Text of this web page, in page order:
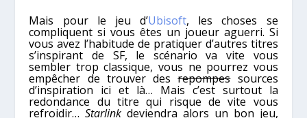
Mais pour le jeu d’Ubisoft, les choses se
compliquent si vous êtes un joueur aguerri. Si
vous avez l’habitude de pratiquer d’autres titres
s’inspirant de SF, le scénario va vite vous
sembler trop classique, vous ne pourrez vous
empêcher de trouver desrepompessources
d’inspiration ici et là… Mais c’est surtout la
redondance du titre qui risque de vite vous
refroidir…Starlink deviendra alors un bon jeu,